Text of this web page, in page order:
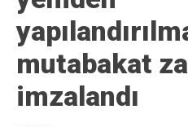
mutabakat
imzalandı